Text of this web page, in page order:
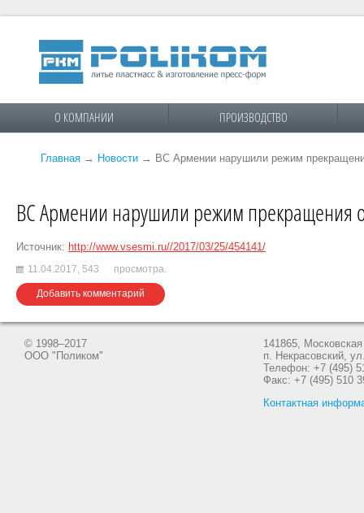
О КОМПАНИИ ПРОИЗВОДСТВО
Главная → Новости → ВС Армении нарушили режим
ВС Армении нарушили режим прекращения
Источник: http://www.vsesmi.ru//2017/03/25/454141/
11.04.2017, 543 просмотра.
Добавить комментарий
© 1998–2017
ООО "Поликом"
141865,
п. Некрасовский,
Телефон: +7 (495)
Факс: +7 (495) 510
Контактная